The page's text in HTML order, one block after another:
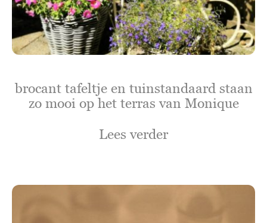
brocant tafeltje en tuinstandaard staan
zo mooi op het terras van Monique
Lees verder